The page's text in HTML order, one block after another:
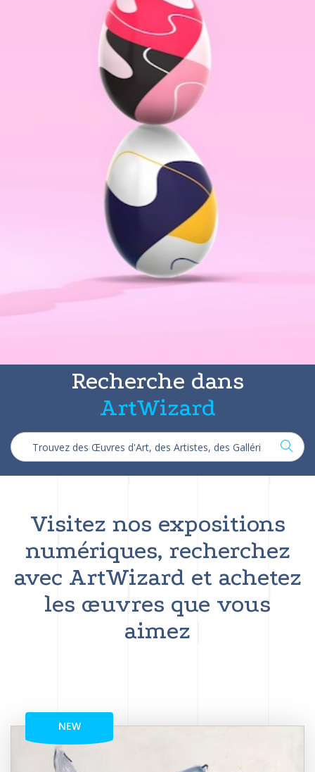
Recherche dans
ArtWizard
Visitez nos expositions
numériques, recherchez
avec ArtWizard et achetez
les œuvres que vous
aimez
NEW